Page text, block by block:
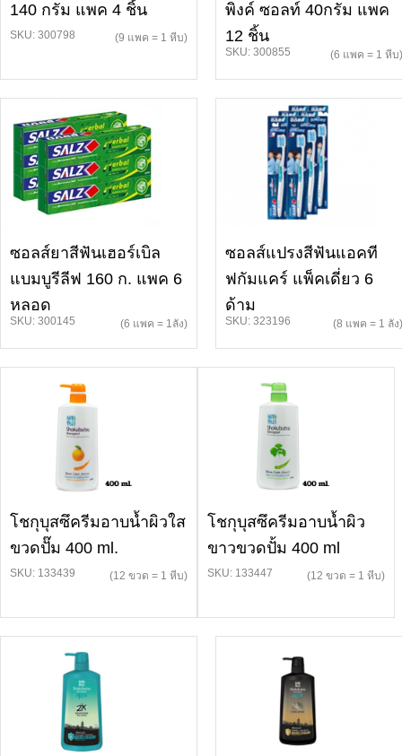
140 กรัม แพค 4 ชิ้น
SKU: 300798 (9 แพค = 1 หีบ)
พิงค์ ซอลท์ 40กรัม แพค
12 ชิ้น
SKU: 300855 (6 แพค = 1 หีบ)
ซอลส์ยาสีฟันเฮอร์เบิล
แบมบูรีลีฟ 160 ก. แพค 6
หลอด
SKU: 300145 (6 แพค = 1ลัง)
ซอลส์แปรงสีฟันแอคที
ฟกัมแคร์ แพ็คเดี่ยว 6
ด้าม
SKU: 323196 (8 แพค = 1 ลัง)
โชกุบุสซึครีมอาบน้ำผิวใส
ขวดปั๊ม 400 ml.
SKU: 133439 (12 ขวด = 1 หีบ)
โชกุบุสซึครีมอาบน้ำผิว
ขาวขวดปั้ม 400 ml
SKU: 133447 (12 ขวด = 1 หีบ)